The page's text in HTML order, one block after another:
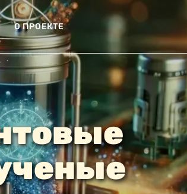
О ПРОЕКТЕ